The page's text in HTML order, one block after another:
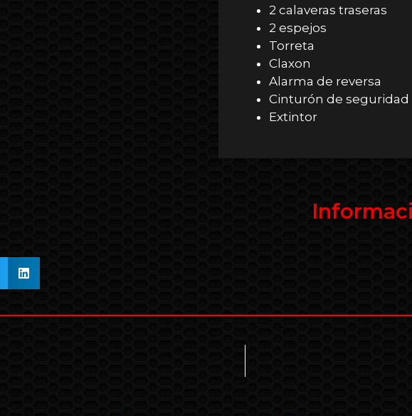
2 calaveras traseras ​
2 espejos​
Torreta​
Claxon​
Alarma de reversa​
Cinturón de seguridad​
Extintor